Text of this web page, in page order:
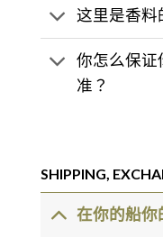
这里是香料
你怎么保证
准？
SHIPPING,
在你的船你